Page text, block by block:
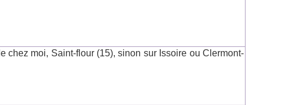
chez moi, Saint-flour (15), sinon sur Issoire ou Clermont-